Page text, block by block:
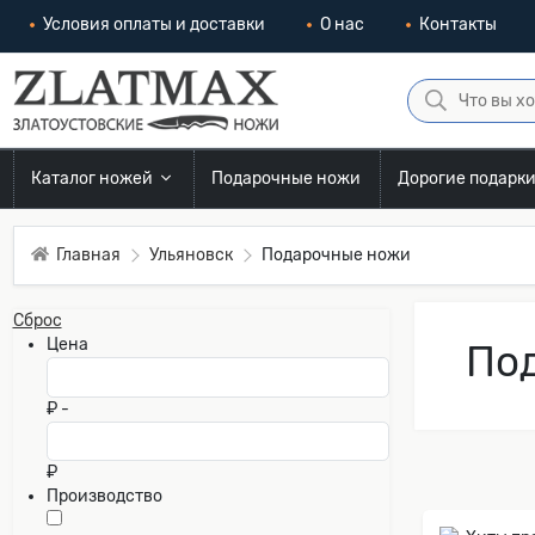
Условия оплаты и доставки О нас Контакты
Каталог ножей Подарочные ножи Дорогие подарки
Главная Ульяновск Подарочные ножи
Сброс
Цена
₽ -
₽
Производство